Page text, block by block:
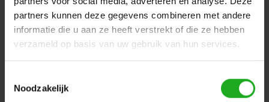
partners kunnen deze gegevens combineren met andere
informatie die u aan ze heeft verstrekt of die ze hebben
verzameld op basis van uw gebruik van hun services.
Noodzakelijk
Dolphin Thunder 10
Dolphin Thunder 20
Dolphin Thunder 30
Dolphin Zenit 10
Dolphin Zenit 30
Dolphin M400